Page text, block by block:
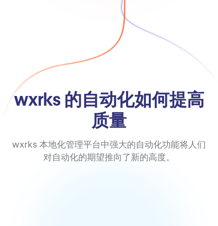
wxrks 的自动化如何提高
质量
wxrks 本地化管理平台中强大的自动化功能将人们
对自动化的期望推向了新的高度。